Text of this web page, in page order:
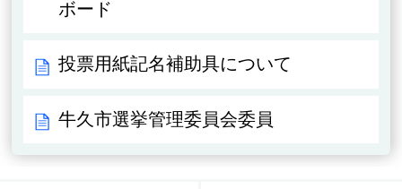
ボード
投票用紙記名補助具について
牛久市選挙管理委員会委員